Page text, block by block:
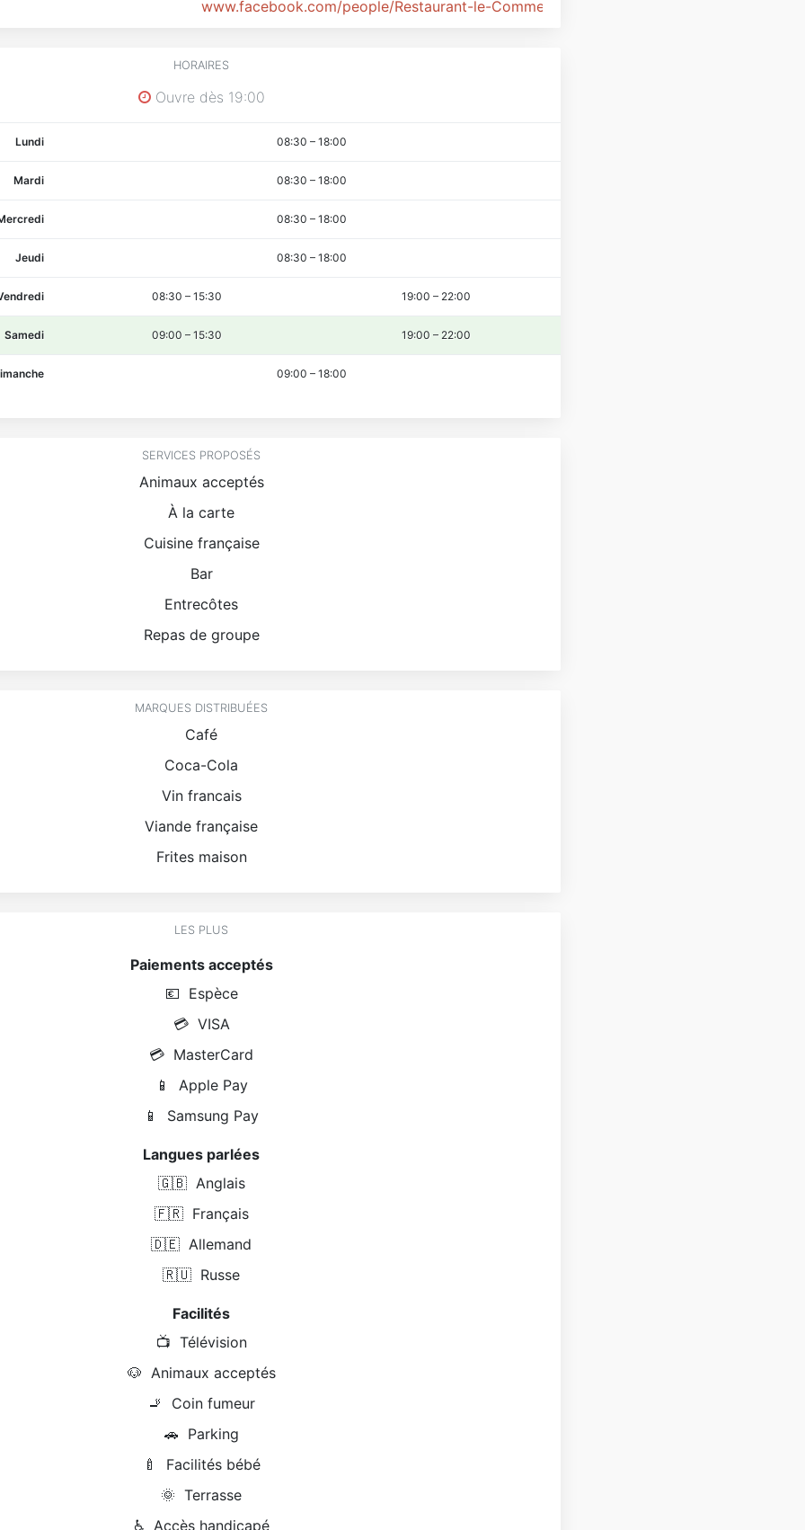
www.facebook.com/people/Restaurant-le-Commerce/100054201894465/
HORAIRES
Ouvre dès 19:00
Lundi 08:30 – 18:00
Mardi 08:30 – 18:00
08:30 – 18:00
Jeudi 08:30 – 18:00
08:30 – 15:30 19:00 – 22:00
Samedi 09:00 – 15:30 19:00 – 22:00
09:00 – 18:00
SERVICES PROPOSÉS
Animaux acceptés
À la carte
Cuisine française
Bar
Entrecôtes
Repas de groupe
MARQUES DISTRIBUÉES
Café
Coca-Cola
Vin francais
Viande française
Frites maison
LES PLUS
Paiements acceptés
💶 Espèce
💳 VISA
💳 MasterCard
📱
Apple Pay
📱
Samsung Pay
Langues parlées
🇬🇧 Anglais
🇫🇷 Français
🇩🇪 Allemand
🇷🇺 Russe
Facilités
📺 Télévision
🐶 Animaux acceptés
🚬
Coin fumeur
🚗 Parking
🍼
Facilités bébé
🌞 Terrasse
♿ Accès handicapé